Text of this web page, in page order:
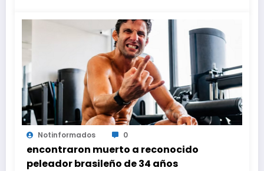
Notinformados 0
encontraron muerto a reconocido
peleador brasileño de 34 años